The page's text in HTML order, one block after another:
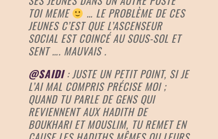
TOI MEME
… LE PROBLÈME DE CES
JEUNES C’EST QUE L’ASCENSEUR
SOCIAL EST COINCÉ AU SOUS-SOL ET
SENT …. MAUVAIS .
@SAIDI: JUSTE UN PETIT POINT, SI JE
L’AI MAL COMPRIS PRÉCISE MOI ;
QUAND TU PARLE DE GENS QUI
REVIENNENT AUX HADITH DE
BOUKHARI ET MOUSLIM, TU REMET EN